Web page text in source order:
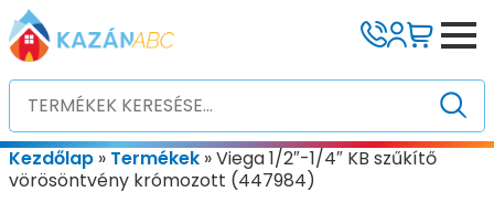
Kezdőlap » Termékek »Viega 1/2″-1/4″ KB szűkítő
vörösöntvény krómozott (447984)